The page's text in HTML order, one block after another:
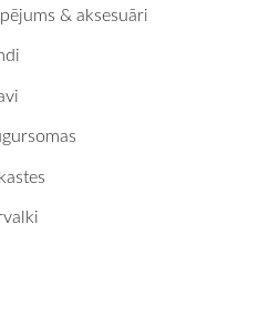
& aksesuāri